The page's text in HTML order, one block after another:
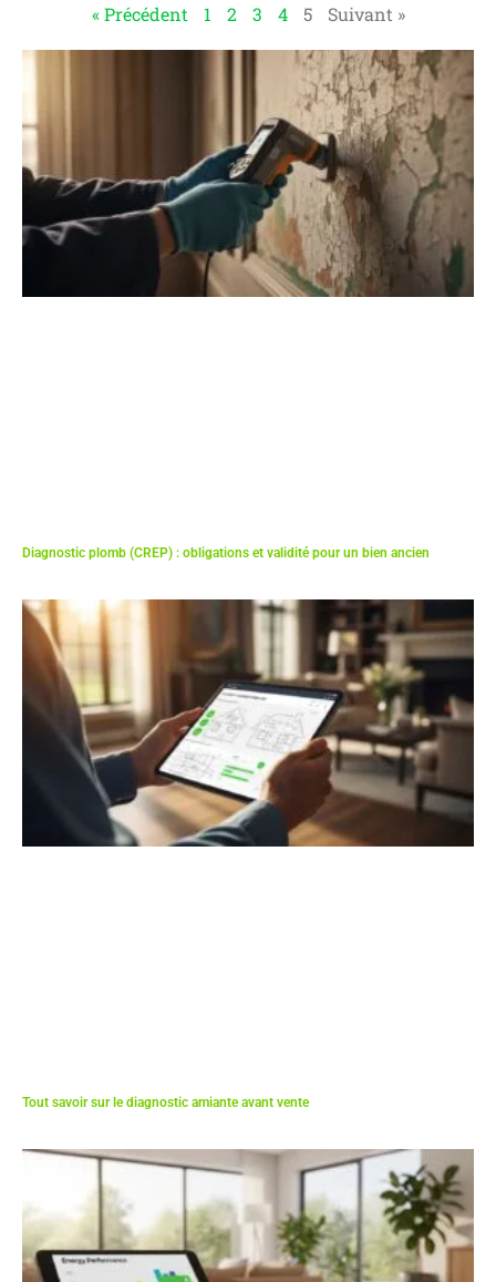
« Précédent 1 2 3 4 5 Suivant »
Diagnostic plomb (CREP) : obligations et validité pour un bien ancien
Tout savoir sur le diagnostic amiante avant vente